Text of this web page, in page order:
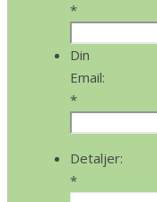
*
Din
Email:
*
Detaljer:
*